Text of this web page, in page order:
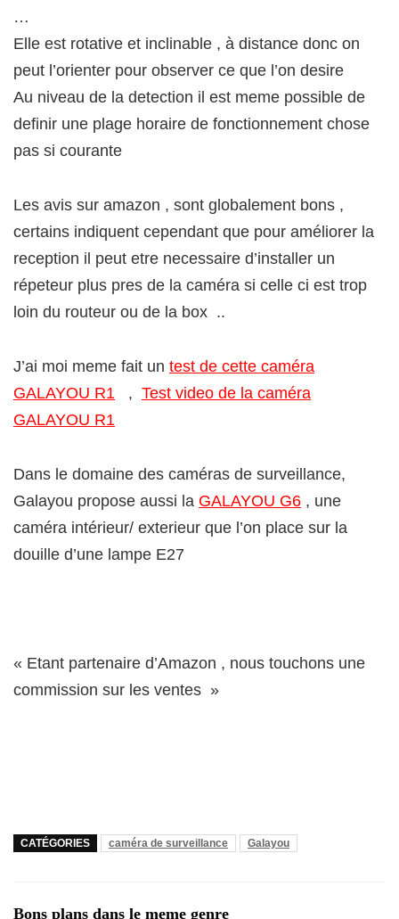
…
Elle est rotative et inclinable , à distance donc on
peut l’orienter pour observer ce que l’on desire
Au niveau de la detection il est meme possible de
definir une plage horaire de fonctionnement chose
pas si courante
Les avis sur amazon , sont globalement bons ,
certains indiquent cependant que pour améliorer la
reception il peut etre necessaire d’installer un
répeteur plus pres de la caméra si celle ci est trop
loin du routeur ou de la box ..
J’ai moi meme fait un test de cette caméra
GALAYOU R1 , Test video de la caméra
GALAYOU R1
Dans le domaine des caméras de surveillance,
Galayou propose aussi la GALAYOU G6 , une
caméra intérieur/ exterieur que l’on place sur la
douille d’une lampe E27
« Etant partenaire d’Amazon , nous touchons une
commission sur les ventes »
CATÉGORIES caméra de surveillance Galayou
Bons plans dans le meme genre